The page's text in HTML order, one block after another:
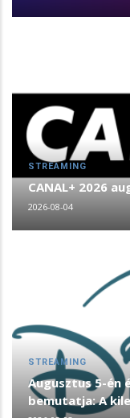
STREAMING
CANAL+ 2026
2026-08-04
STREAMING
Augusztus 5-én
bemutatja: A